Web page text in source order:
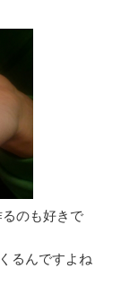
のも好きで
るんですよね